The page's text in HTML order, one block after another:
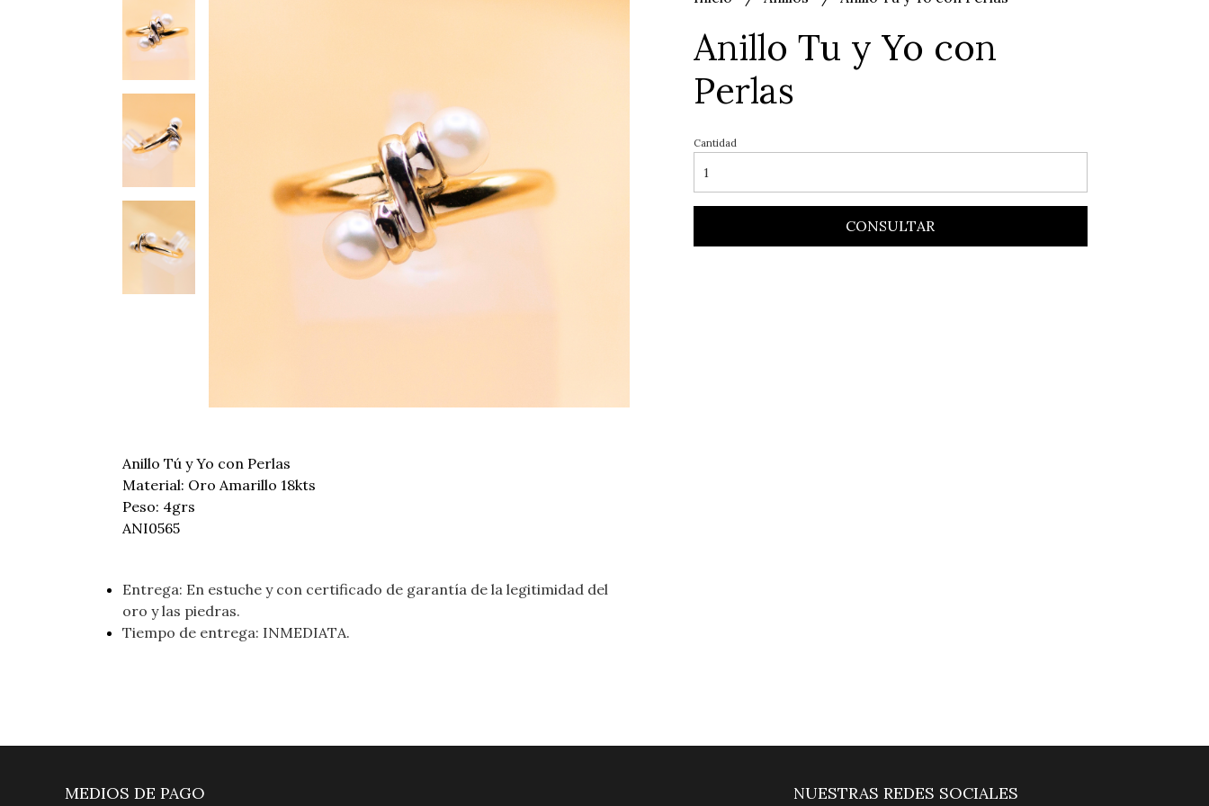
Anillo Tú y Yo con Perlas
Material: Oro Amarillo 18kts
Peso: 4grs
ANI0565
Entrega: En estuche y con certificado de garantía de la legitimidad del
oro y las piedras.
Tiempo de entrega: INMEDIATA.
Anillo Tu y Yo con
Perlas
Cantidad
CONSULTAR
MEDIOS DE PAGO NUESTRAS REDES SOCIALES